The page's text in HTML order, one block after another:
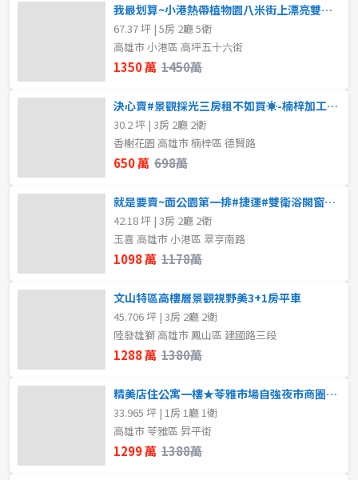
我最划算~小港熱帶植物園八米街上漂亮雙車墅
67.37 坪 | 5房 2廳 5衛
高雄市 小港區 高坪五十六街
1350 萬 1450萬
決心賣#景觀採光三房租不如買☀-楠梓加工區生活圈
30.2 坪 | 3房 2廳 2衛
香榭花園 高雄市 楠梓區 德賢路
650 萬 698萬
就是要賣~面公園第一排#捷運#雙衛浴開窗#三房平移車位
42.18 坪 | 3房 2廳 2衛
玉喜 高雄市 小港區 翠亨南路
1098 萬 1178萬
文山特區高樓層景觀視野美3+1房平車
45.706 坪 | 3房 2廳 2衛
陸發雄獅 高雄市 鳳山區 建國路三段
1288 萬 1380萬
精美店住公寓一樓★苓雅市場自強夜市商圈★好租好住
33.965 坪 | 1房 1廳 1衛
高雄市 苓雅區 昇平街
1299 萬 1388萬